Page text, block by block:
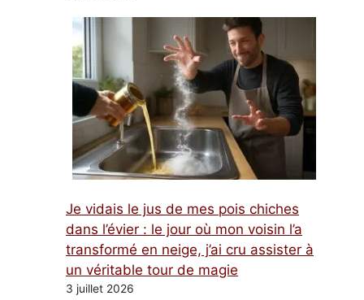
Je vidais le jus de mes pois chiches
dans l’évier : le jour où mon voisin l’a
transformé en neige, j’ai cru assister à
un véritable tour de magie
3 juillet 2026